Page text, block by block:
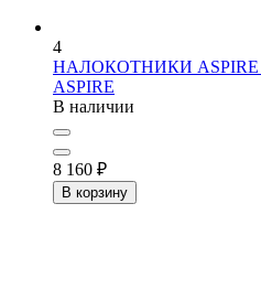
4
НАЛОКОТНИКИ ASPIRE
ASPIRE
В наличии
8 160 ₽
В корзину